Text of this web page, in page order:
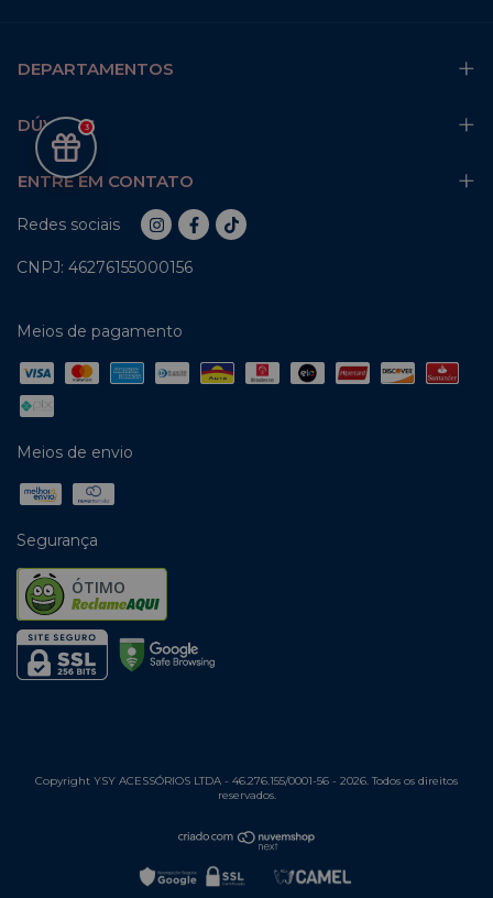
DEPARTAMENTOS
DÚVIDAS
ENTRE EM CONTATO
Redes sociais
CNPJ: 46276155000156
Meios de pagamento
Meios de envio
Segurança
ÓTIMO
Copyright YSY ACESSÓRIOS LTDA - 46.276.155/0001-56 - 2026. Todos os direitos
reservados.
3